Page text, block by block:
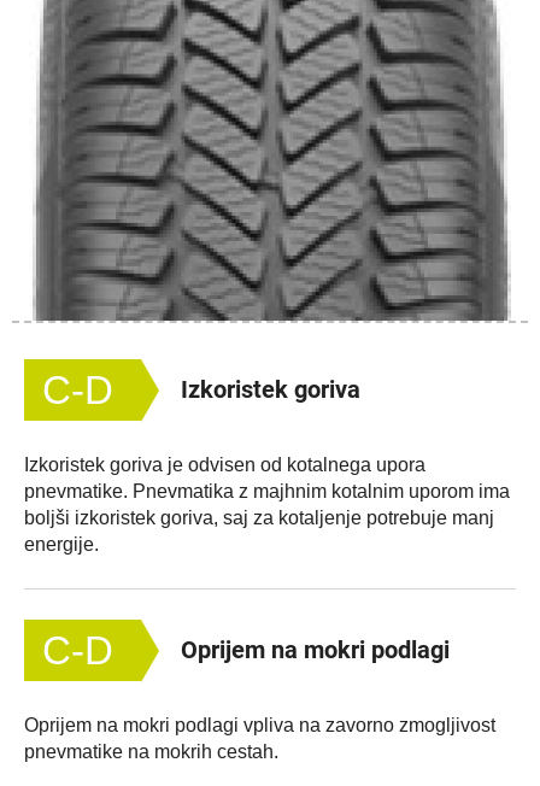
C-D Izkoristek goriva
Izkoristek goriva je odvisen od kotalnega upora
pnevmatike. Pnevmatika z majhnim kotalnim uporom ima
boljši izkoristek goriva, saj za kotaljenje potrebuje manj
energije.
C-D Oprijem na mokri podlagi
Oprijem na mokri podlagi vpliva na zavorno zmogljivost
pnevmatike na mokrih cestah.